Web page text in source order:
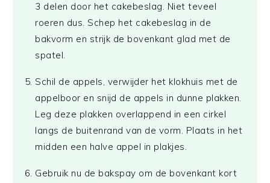
3 delen door het cakebeslag. Niet teveel
roeren dus. Schep het cakebeslag in de
bakvorm en strijk de bovenkant glad met de
spatel.
Schil de appels, verwijder het klokhuis met de
appelboor en snijd de appels in dunne plakken.
Leg deze plakken overlappend in een cirkel
langs de buitenrand van de vorm. Plaats in het
midden een halve appel in plakjes.
Gebruik nu de bakspay om de bovenkant kort